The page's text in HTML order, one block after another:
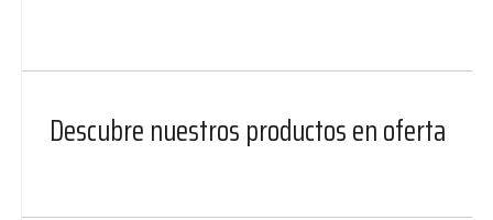
Descubre nuestros productos en oferta